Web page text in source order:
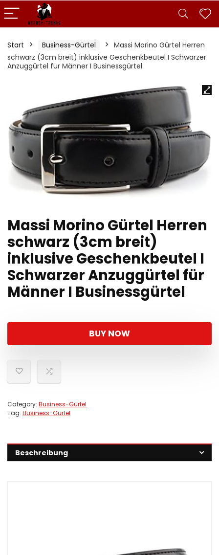
Start Business-Gürtel
Massi Morino Gürtel Herren
schwarz (3cm breit) inklusive Geschenkbeutel I Schwarzer
Anzuggürtel für Männer I Businessgürtel
Massi Morino Gürtel Herren
schwarz (3cm breit)
inklusive Geschenkbeutel I
Schwarzer Anzuggürtel für
Männer I Businessgürtel
BUY NOW
Category: Business-Gürtel
Tag: Business-Gürtel
Beschreibung